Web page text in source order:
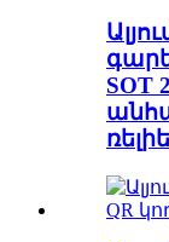
SOT